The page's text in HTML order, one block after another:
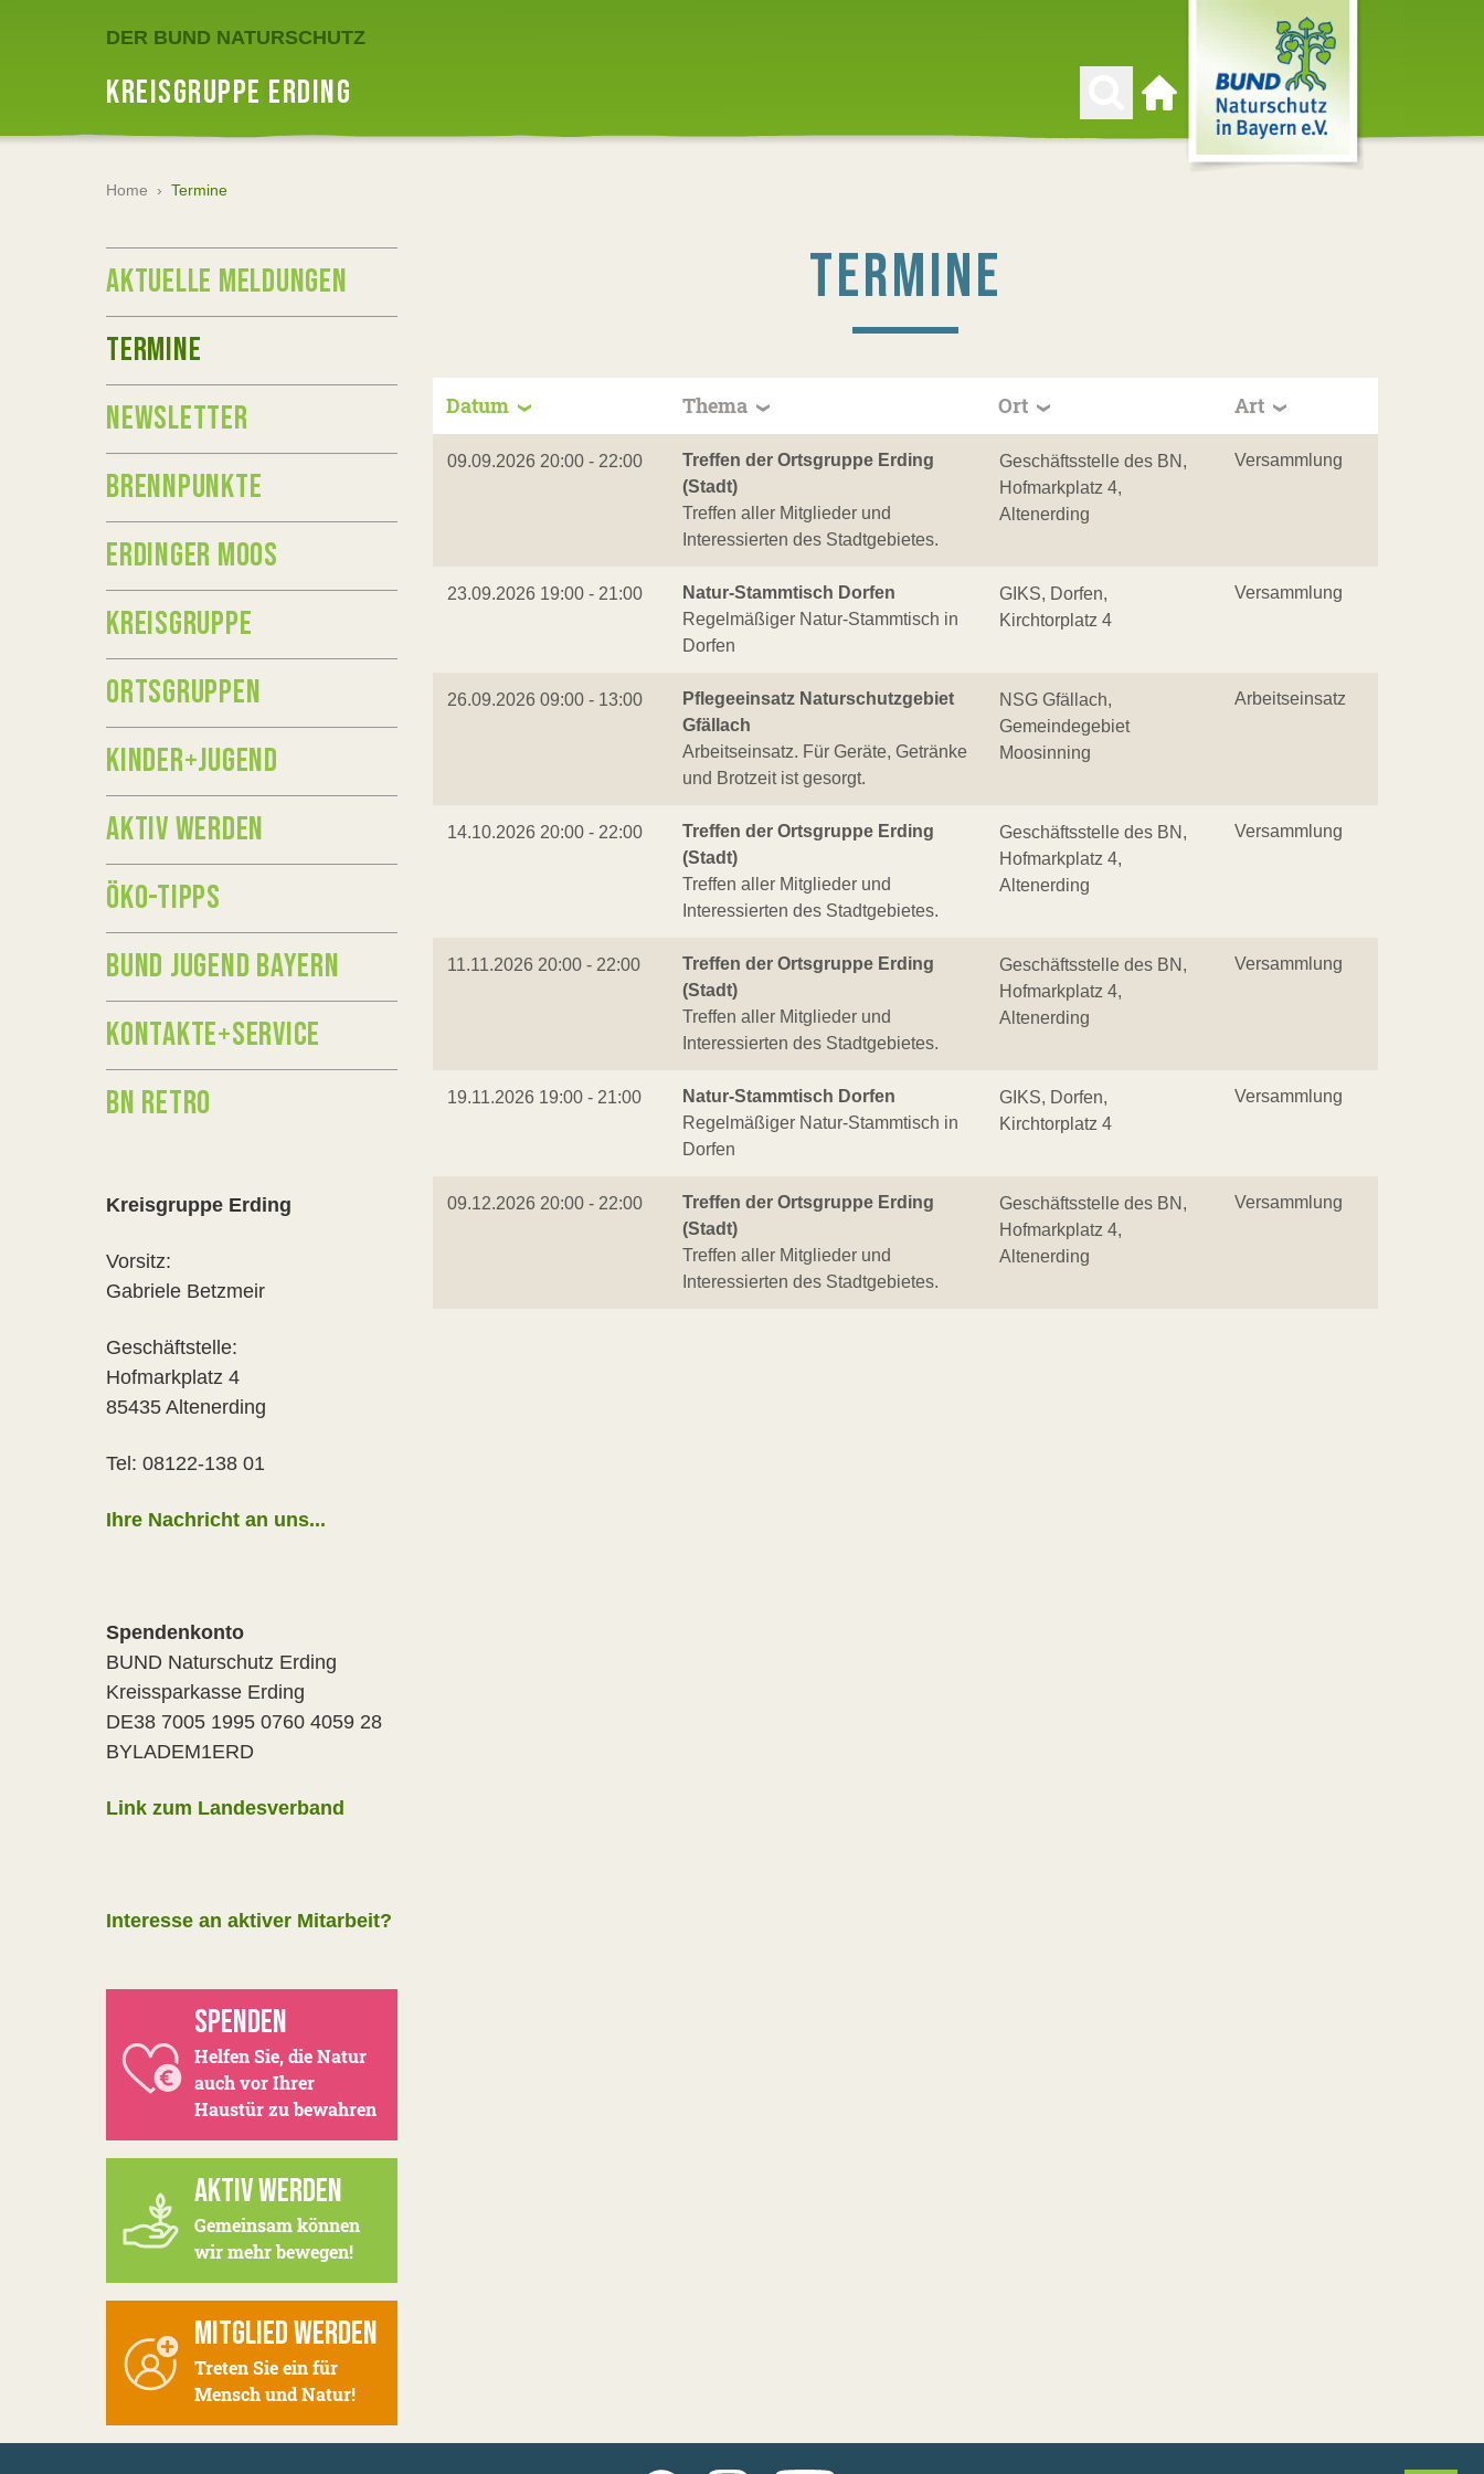
DER BUND NATURSCHUTZ
KREISGRUPPE ERDING
Zur Startseite
Home › Termine
TERMINE
Datum Thema Ort Art
09.09.2026 20:00 - 22:00
Treffen der Ortsgruppe Erding
(Stadt)
Treffen aller Mitglieder und
Interessierten des Stadtgebietes.
Geschäftsstelle des BN,
Hofmarkplatz 4,
Altenerding
Versammlung
23.09.2026 19:00 - 21:00
Natur-Stammtisch Dorfen
Regelmäßiger Natur-Stammtisch in
Dorfen
GIKS, Dorfen,
Kirchtorplatz 4
Versammlung
26.09.2026 09:00 - 13:00
Pflegeeinsatz Naturschutzgebiet
Gfällach
Arbeitseinsatz. Für Geräte, Getränke
und Brotzeit ist gesorgt.
NSG Gfällach,
Gemeindegebiet
Moosinning
Arbeitseinsatz
14.10.2026 20:00 - 22:00
Treffen der Ortsgruppe Erding
(Stadt)
Treffen aller Mitglieder und
Interessierten des Stadtgebietes.
Geschäftsstelle des BN,
Hofmarkplatz 4,
Altenerding
Versammlung
11.11.2026 20:00 - 22:00
Treffen der Ortsgruppe Erding
(Stadt)
Treffen aller Mitglieder und
Interessierten des Stadtgebietes.
Geschäftsstelle des BN,
Hofmarkplatz 4,
Altenerding
Versammlung
19.11.2026 19:00 - 21:00
Natur-Stammtisch Dorfen
Regelmäßiger Natur-Stammtisch in
Dorfen
GIKS, Dorfen,
Kirchtorplatz 4
Versammlung
09.12.2026 20:00 - 22:00
Treffen der Ortsgruppe Erding
(Stadt)
Treffen aller Mitglieder und
Interessierten des Stadtgebietes.
Geschäftsstelle des BN,
Hofmarkplatz 4,
Altenerding
Versammlung
AKTUELLE MELDUNGEN
TERMINE
NEWSLETTER
BRENNPUNKTE
ERDINGER MOOS
KREISGRUPPE
ORTSGRUPPEN
KINDER+JUGEND
AKTIV WERDEN
ÖKO-TIPPS
BUND JUGEND BAYERN
KONTAKTE+SERVICE
BN RETRO
Kreisgruppe Erding
Vorsitz:
Gabriele Betzmeir
Geschäftstelle:
Hofmarkplatz 4
85435 Altenerding
Tel: 08122-138 01
Ihre Nachricht an uns...
Spendenkonto
BUND Naturschutz Erding
Kreissparkasse Erding
DE38 7005 1995 0760 4059 28
BYLADEM1ERD
Link zum Landesverband
Interesse an aktiver Mitarbeit?
SPENDEN
Helfen Sie, die Natur
auch vor Ihrer
Haustür zu bewahren
AKTIV WERDEN
Gemeinsam können
wir mehr bewegen!
MITGLIED WERDEN
Treten Sie ein für
Mensch und Natur!